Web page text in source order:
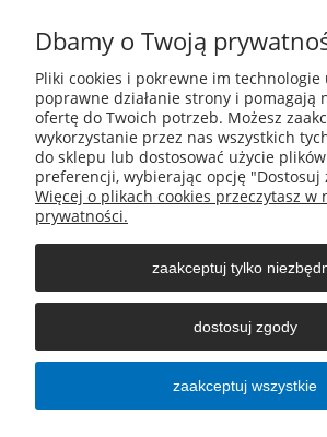
Pomoc
Moje konto
Informacje
O nas
Dbamy o Twoją
Pliki cookies i pokrewne im technologie
poprawne działanie strony i pomagają
ofertę do Twoich potrzeb. Możesz
wykorzystanie przez nas wszystkich
do sklepu lub dostosować użycie
preferencji, wybierając opcję "Dostosuj
Więcej o plikach cookies przeczytasz w
prywatności.
zaakceptuj tylko
dostosuj zgody
zaakceptuj wszystkie